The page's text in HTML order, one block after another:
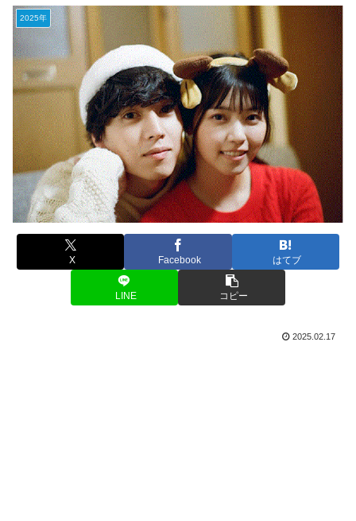
2025年
X Facebook はてブ
LINE コピー
2025.02.17